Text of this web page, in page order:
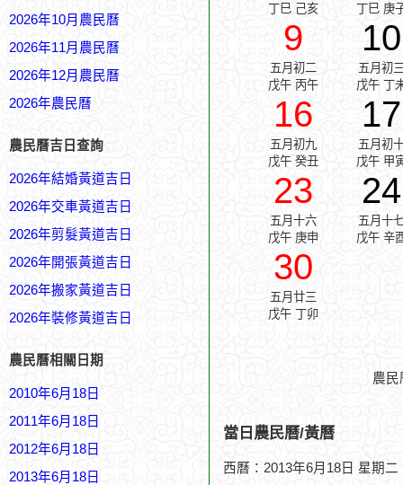
2026年10月農民曆
2026年11月農民曆
2026年12月農民曆
2026年農民曆
農民曆吉日查詢
2026年結婚黃道吉日
2026年交車黃道吉日
2026年剪髮黃道吉日
2026年開張黃道吉日
2026年搬家黃道吉日
2026年裝修黃道吉日
農民曆相關日期
2010年6月18日
2011年6月18日
2012年6月18日
2013年6月18日
丁巳 己亥
丁巳 庚
9
五月初二
戊午 丙午
10
五月初
戊午 丁
16
五月初九
戊午 癸丑
17
五月初
戊午 甲
23
五月十六
戊午 庚申
24
五月十
戊午 辛
30
五月廿三
戊午 丁卯
農
當日農民曆/黃曆
西曆：2013年6月18日 星期二